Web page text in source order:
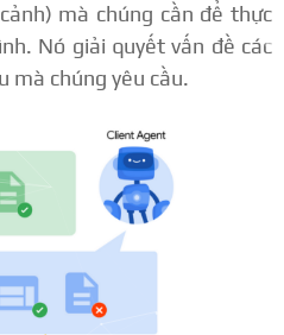
mà chúng cần để thực
Nó giải quyết vấn đề các
mà chúng yêu cầu.